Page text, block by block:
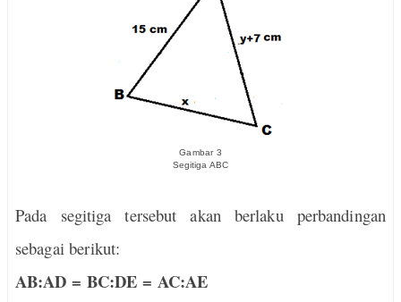
Gambar 3
Segitiga ABC
Pada segitiga tersebut akan berlaku perbandingan
sebagai berikut:
AB:AD = BC:DE = AC:AE